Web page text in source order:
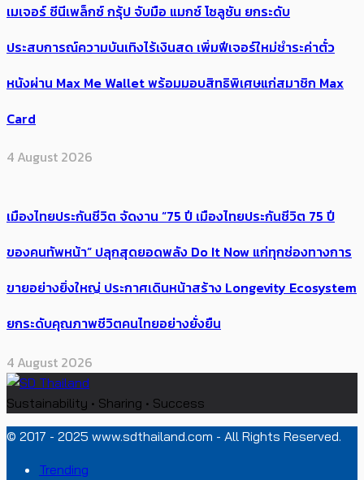
เมเจอร์ ซีนีเพล็กซ์ กรุ้ป จับมือ แมกซ์ โซลูชัน ยกระดับ
ประสบการณ์ความบันเทิงไร้เงินสด เพิ่มฟีเจอร์ใหม่ชำระค่าตั๋ว
หนังผ่าน Max Me Wallet พร้อมมอบสิทธิพิเศษแก่สมาชิก Max
Card
4 August 2026
เมืองไทยประกันชีวิต จัดงาน “75 ปี เมืองไทยประกันชีวิต 75 ปี
ของคนทัพหน้า” ปลุกสุดยอดพลัง Do It Now แก่ทุกช่องทางการ
ขายอย่างยิ่งใหญ่ ประกาศเดินหน้าสร้าง Longevity Ecosystem
ยกระดับคุณภาพชีวิตคนไทยอย่างยั่งยืน
4 August 2026
Sustainability • Sharing • Success
© 2017 - 2025 www.sdthailand.com - All Rights Reserved.
Trending